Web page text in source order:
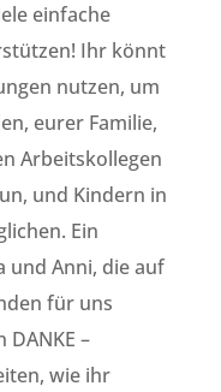
einfache
Ihr könnt
nutzen, um
eurer Familie,
Arbeitskollegen
und Kindern in
Ein
und Anni, die auf
für uns
–
wie ihr